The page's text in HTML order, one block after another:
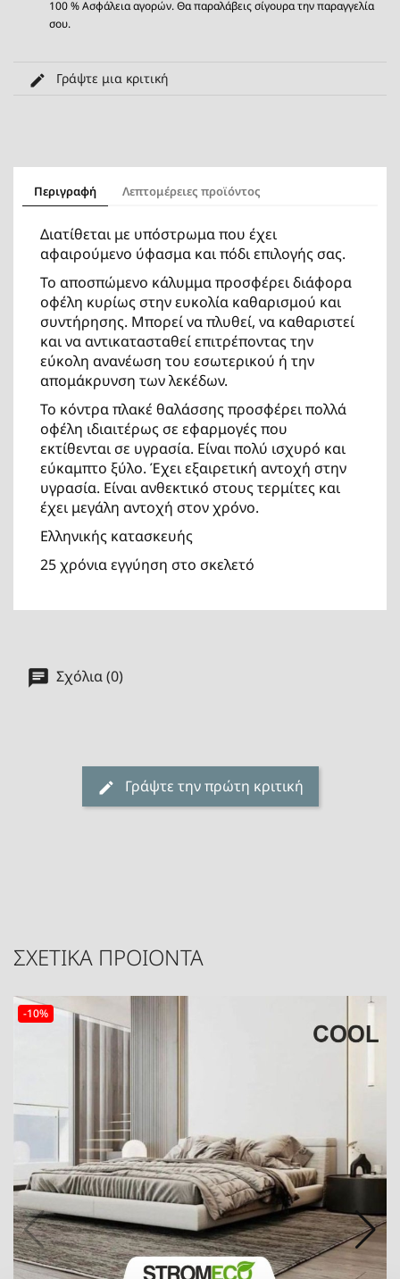
100 % Ασφάλεια αγορών. Θα παραλάβεις σίγουρα την παραγγελία
σου.
Γράψτε μια κριτική
Περιγραφή Λεπτομέρειες προϊόντος
Διατίθεται με υπόστρωμα που έχει
αφαιρούμενο ύφασμα και πόδι επιλογής σας.
To αποσπώμενο κάλυμμα προσφέρει διάφορα
οφέλη κυρίως στην ευκολία καθαρισμού και
συντήρησης. Μπορεί να πλυθεί, να καθαριστεί
και να αντικατασταθεί επιτρέποντας την
εύκολη ανανέωση του εσωτερικού ή την
απομάκρυνση των λεκέδων.
Το κόντρα πλακέ θαλάσσης προσφέρει πολλά
οφέλη ιδιαιτέρως σε εφαρμογές που
εκτίθενται σε υγρασία. Είναι πολύ ισχυρό και
εύκαμπτο ξύλο. Έχει εξαιρετική αντοχή στην
υγρασία. Είναι ανθεκτικό στους τερμίτες και
έχει μεγάλη αντοχή στον χρόνο.
Ελληνικής κατασκευής
25 χρόνια εγγύηση στο σκελετό
Σχόλια (0)
Γράψτε την πρώτη κριτική
ΣΧΕΤΙΚΑ ΠΡΟΙΟΝΤΑ
-10%